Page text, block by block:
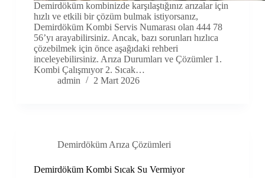
Demirdöküm kombinizde karşılaştığınız arızalar için
hızlı ve etkili bir çözüm bulmak istiyorsanız,
Demirdöküm Kombi Servis Numarası olan 444 78
56’yı arayabilirsiniz. Ancak, bazı sorunları hızlıca
çözebilmek için önce aşağıdaki rehberi
inceleyebilirsiniz. Arıza Durumları ve Çözümler 1.
Kombi Çalışmıyor 2. Sıcak…
admin
2 Mart 2026
Demirdöküm Arıza Çözümleri
Demirdöküm Kombi Sıcak Su Vermiyor